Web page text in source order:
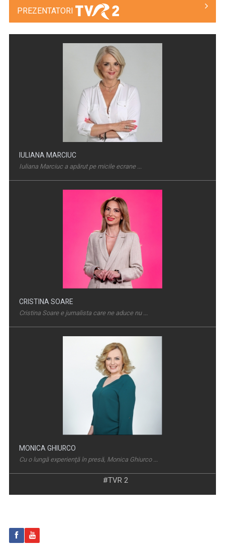
Un show culinar despre tradiții și secrete ale ...
„D’ale lu’ Mitică” este o emisiune de reportaj ...
O călătorie fascinantă prin cele mai sălbatice ...
PREZENTATORI
IULIANA MARCIUC
Iuliana Marciuc a apărut pe micile ecrane ...
CRISTINA SOARE
Cristina Soare e jurnalista care ne aduce nu ...
MONICA GHIURCO
Cu o lungă experienţă în presă, Monica Ghiurco ...
#TVR 2